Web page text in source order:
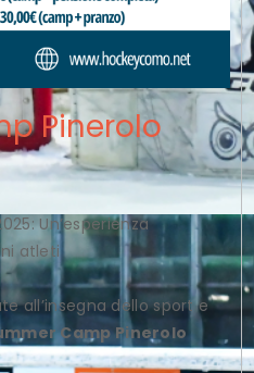
Pinerolo
Un’esperienza
atleti
all’insegna dello sport e
Camp Pinerolo